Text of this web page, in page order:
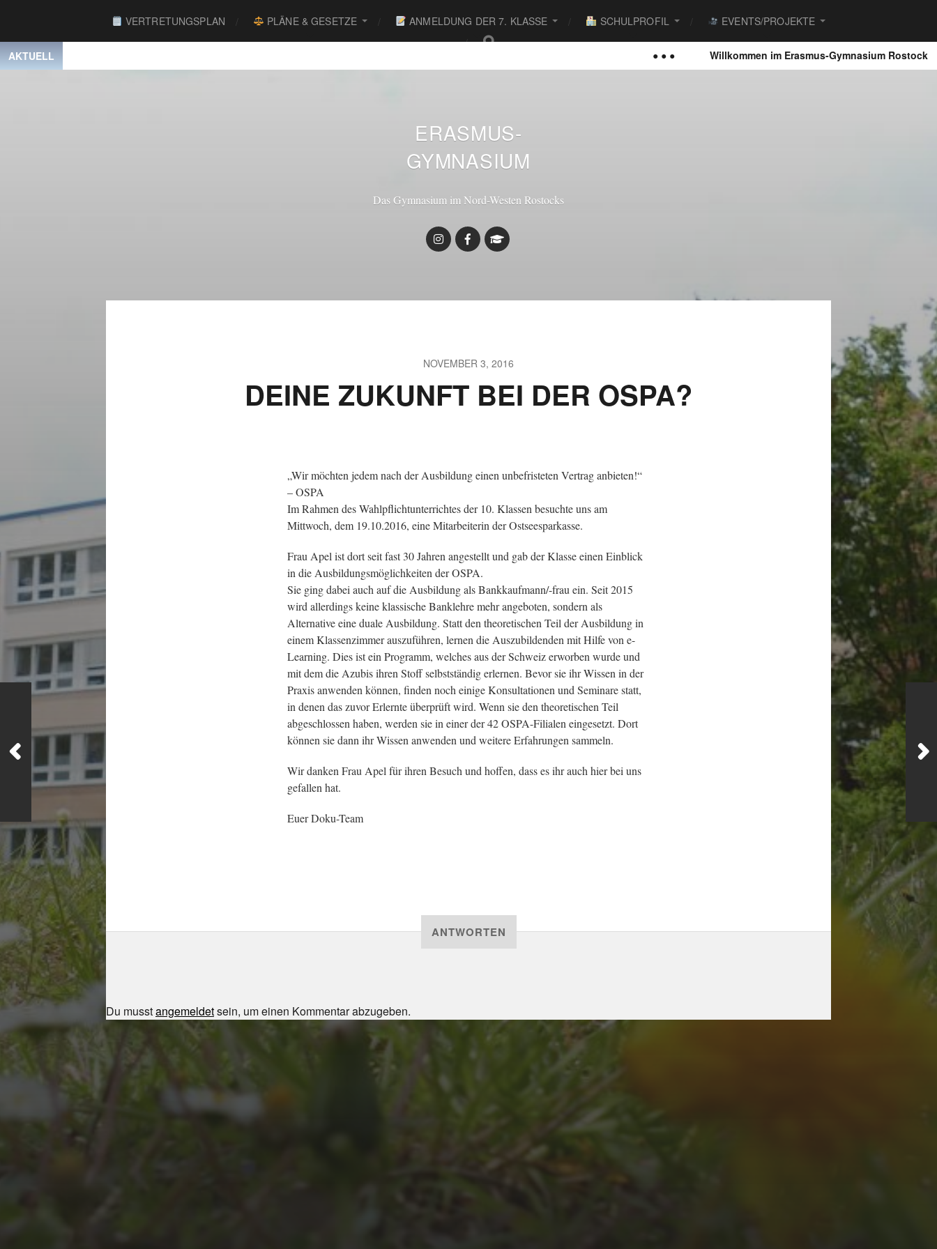
VERTRETUNGSPLAN PLÄNE & GESETZE ANMELDUNG DER 7. KLASSE SCHULPROFIL EVENTS/PROJEKTE
AKTUELL Willkommen im Erasmus-Gymnasium Rostock ● ●
ERASMUS-
GYMNASIUM
Das Gymnasium im Nord-Westen Rostocks
NOVEMBER 3, 2016
DEINE ZUKUNFT BEI DER OSPA?
„Wir möchten jedem nach der Ausbildung einen unbefristeten Vertrag anbieten!“
– OSPA
Im Rahmen des Wahlpflichtunterrichtes der 10. Klassen besuchte uns am
Mittwoch, dem 19.10.2016, eine Mitarbeiterin der Ostseesparkasse.
Frau Apel ist dort seit fast 30 Jahren angestellt und gab der Klasse einen Einblick
in die Ausbildungsmöglichkeiten der OSPA.
Sie ging dabei auch auf die Ausbildung als Bankkaufmann/-frau ein. Seit 2015
wird allerdings keine klassische Banklehre mehr angeboten, sondern als
Alternative eine duale Ausbildung. Statt den theoretischen Teil der Ausbildung in
einem Klassenzimmer auszuführen, lernen die Auszubildenden mit Hilfe von e-
Learning. Dies ist ein Programm, welches aus der Schweiz erworben wurde und
mit dem die Azubis ihren Stoff selbstständig erlernen. Bevor sie ihr Wissen in der
Praxis anwenden können, finden noch einige Konsultationen und Seminare statt,
in denen das zuvor Erlernte überprüft wird. Wenn sie den theoretischen Teil
abgeschlossen haben, werden sie in einer der 42 OSPA-Filialen eingesetzt. Dort
können sie dann ihr Wissen anwenden und weitere Erfahrungen sammeln.
Wir danken Frau Apel für ihren Besuch und hoffen, dass es ihr auch hier bei uns
gefallen hat.
Euer Doku-Team
ANTWORTEN
Du musstangemeldetsein, um einen Kommentar abzugeben.